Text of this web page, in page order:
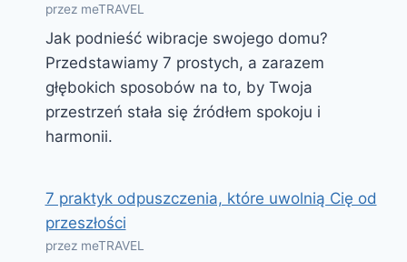
przez meTRAVEL
Jak podnieść wibracje swojego domu?
Przedstawiamy 7 prostych, a zarazem
głębokich sposobów na to, by Twoja
przestrzeń stała się źródłem spokoju i
harmonii.
7 praktyk odpuszczenia, które uwolnią Cię od
przeszłości
przez meTRAVEL